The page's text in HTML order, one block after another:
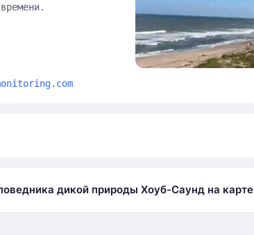
дикой природы Хоуб-Саунд на карте